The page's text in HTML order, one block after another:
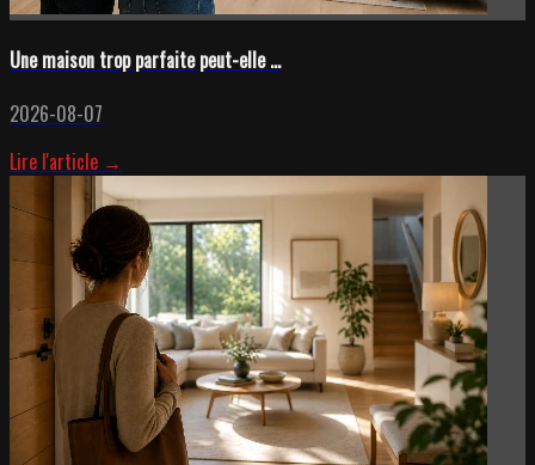
Une maison trop parfaite peut-elle ...
2026-08-07
Lire l'article →